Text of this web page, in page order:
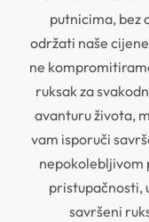
putnicima, bez
održati naše
ne
ruksak za
avanturu života,
vam isporuči
nepokolebljivom
pristupačnosti,
savršeni